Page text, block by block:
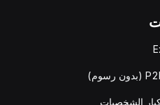
الشخصيات